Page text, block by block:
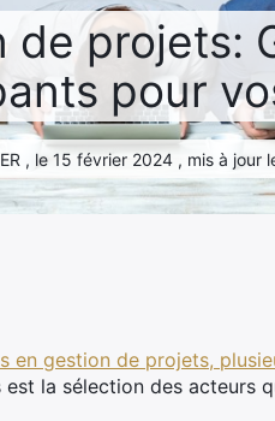
de projets:
pour
, le 15 février 2024 , mis à
en gestion de projets,
est la sélection des